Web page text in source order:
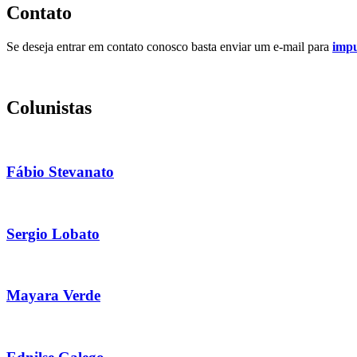
Contato
Se deseja entrar em contato conosco basta enviar um e-mail para
Colunistas
Fábio Stevanato
Sergio Lobato
Mayara Verde